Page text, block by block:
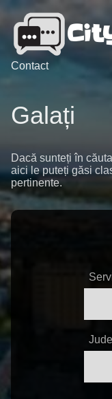
Contact
Galați
Dacă sunteți în
aici le puteți găsi
pertinente.